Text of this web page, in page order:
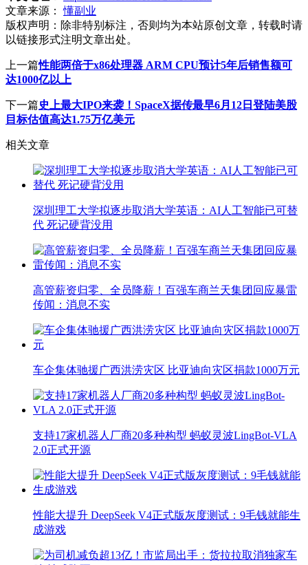
文章来源：
懂副业
版权声明： 除非特别标注，否则均为本站原创文章，转载时请
以链接形式注明文章出处。
上一篇性能两倍于x86处理器 ARM CPU预计5年后销售额可
达1000亿以上
下一篇史上最大IPO来袭！SpaceX据传最早6月12日登陆美股
目标估值高达1.75万亿美元
相关文章
深圳理工大学拟逐步取消大学英语：AI人工智能已可替
代 死记硬背没用
高管薪资归零、全员降薪！百强车商兰天集团回应暴雷
传闻：消息不实
车企集体驰援广西洪涝灾区 比亚迪向灾区捐款1000万元
支持17家机器人厂商20多种构型 蚂蚁灵波LingBot-VLA
2.0正式开源
性能大提升 DeepSeek V4正式版灰度测试：9毛钱就能生
成游戏